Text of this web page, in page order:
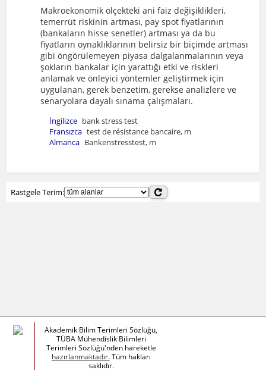
Makroekonomik ölçekteki ani faiz değişiklikleri,
temerrüt riskinin artması, pay spot fiyatlarının
(bankaların hisse senetler) artması ya da bu
fiyatların oynaklıklarının belirsiz bir biçimde artması
gibi öngörülemeyen piyasa dalgalanmalarının veya
şokların bankalar için yarattığı etki ve riskleri
anlamak ve önleyici yöntemler geliştirmek için
uygulanan, gerek benzetim, gerekse analizlere ve
senaryolara dayalı sınama çalışmaları.
İngilizce bank stress test
Fransızca test de résistance bancaire, m
Almanca Bankenstresstest, m
Rastgele Terim:
Akademik Bilim Terimleri Sözlüğü,
TÜBA Mühendislik Bilimleri
Terimleri Sözlüğü'nden hareketle
hazırlanmaktadır.Tüm hakları
saklıdır.